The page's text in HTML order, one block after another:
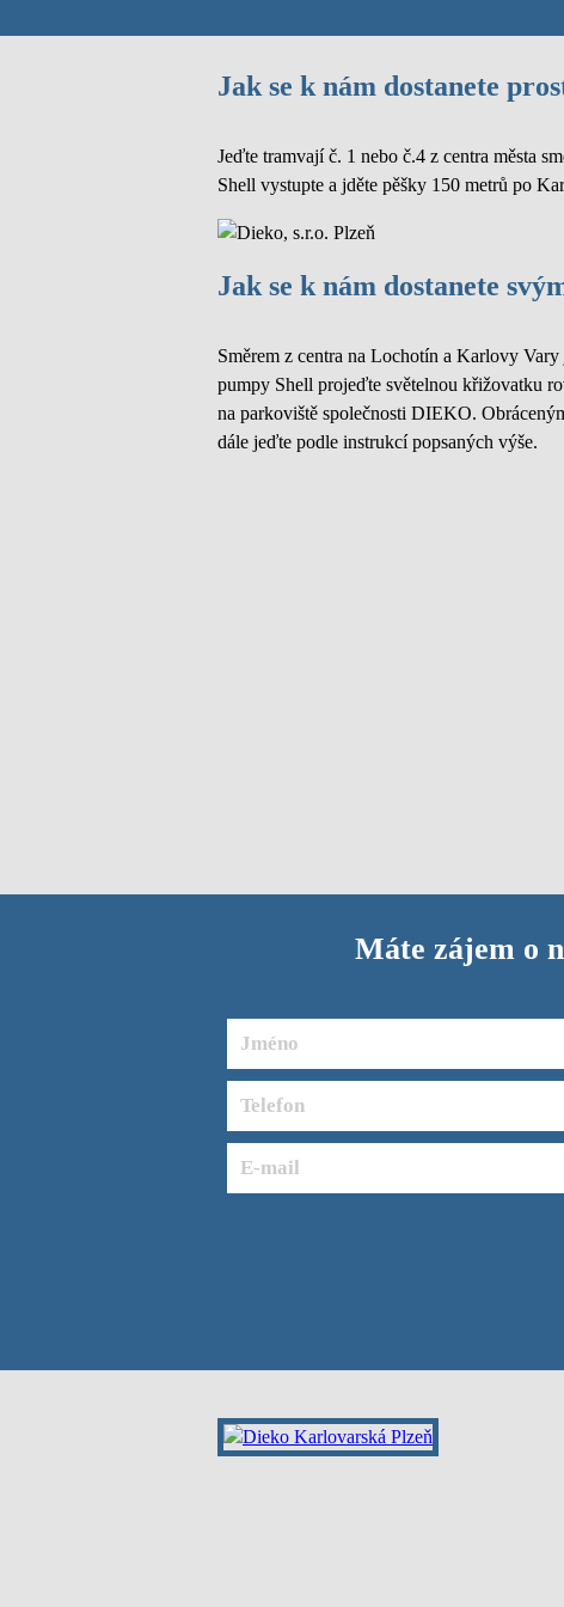
Jak se k nám dostanete
Jeďte tramvají č. 1 nebo č.4 z centra města
Shell vystupte a jděte pěšky 150 metrů po
Jak se k nám dostanete
Směrem z centra na Lochotín a Karlovy
pumpy Shell projeďte světelnou křižovatku
na parkoviště společnosti DIEKO.
dále jeďte podle instrukcí popsaných výše.
Máte zájem o